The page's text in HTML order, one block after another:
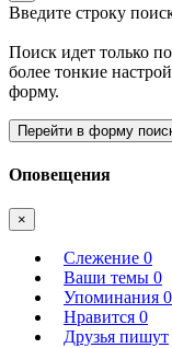
Введите строку
Поиск идет только
более тонкие
форму.
Перейти в форму
Оповещения
×
Слежение 0
Ваши темы 0
Упоминания 0
Нравится 0
Друзья пишут